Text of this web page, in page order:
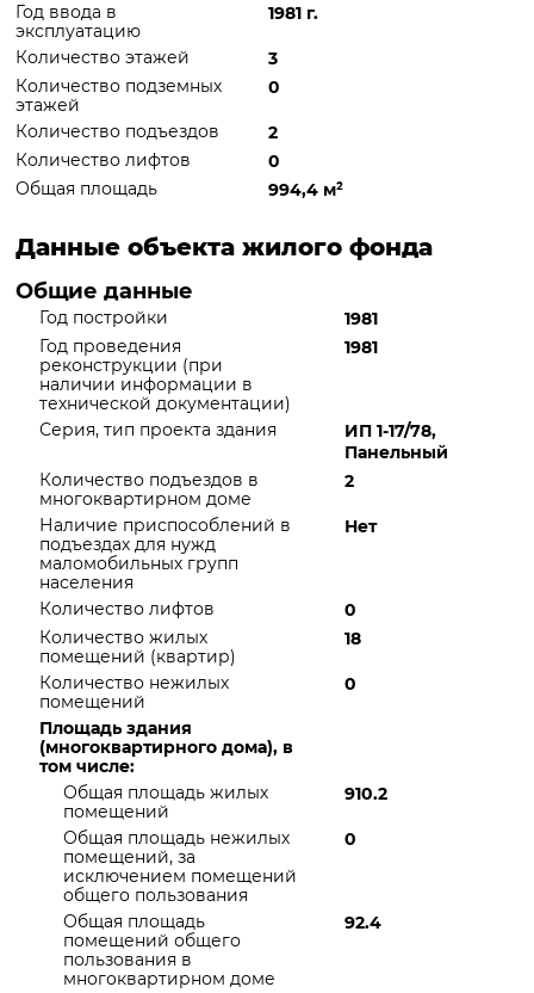
Год ввода в
эксплуатацию
1981 г.
Количество этажей
3
Количество подземных
этажей
0
Количество подъездов
2
Количество лифтов
0
Общая площадь
994,4 м²
Данные объекта жилого фонда
Общие данные
Год постройки
1981
Год проведения
реконструкции (при
наличии информации в
технической документации)
1981
Серия, тип проекта здания
ИП 1-17/78,
Панельный
Количество подъездов в
многоквартирном доме
2
Наличие приспособлений в
подъездах для нужд
маломобильных групп
населения
Нет
Количество лифтов
0
Количество жилых
помещений (квартир)
18
Количество нежилых
помещений
0
Площадь здания
(многоквартирного дома), в
том числе:
Общая площадь жилых
помещений
910.2
Общая площадь нежилых
помещений, за
исключением помещений
общего пользования
0
Общая площадь
помещений общего
пользования в
многоквартирном доме
92.4